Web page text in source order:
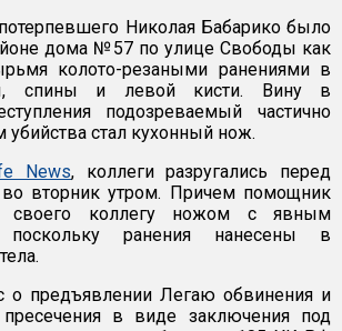
Николая Бабарико было
дома №57 по улице Свободы как
колото-резаными ранениями в
спины и левой кисти. Вину в
подозреваемый частично
убийства стал кухонный нож.
News, коллеги разругались перед
вторник утром. Причем помощник
своего коллегу ножом с явным
поскольку ранения нанесены в
о предъявлении Легаю обвинения и
в виде заключения под